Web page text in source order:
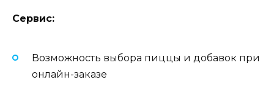
Сервис:
Возможность выбора пиццы и добавок при
онлайн-заказе